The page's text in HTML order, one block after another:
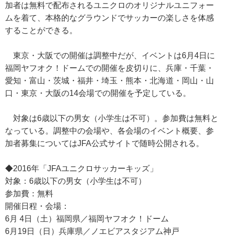
加者は無料で配布されるユニクロのオリジナルユニフォー
ムを着て、本格的なグラウンドでサッカーの楽しさを体感
することができる。
東京・大阪での開催は調整中だが、イベントは6月4日に
福岡ヤフオク！ドームでの開催を皮切りに、兵庫・千葉・
愛知・富山・茨城・福井・埼玉・熊本・北海道・岡山・山
口・東京・大阪の14会場での開催を予定している。
対象は6歳以下の男女（小学生は不可）。参加費は無料と
なっている。調整中の会場や、各会場のイベント概要、参
加者募集についてはJFA公式サイトで随時公開される。
◆2016年「JFAユニクロサッカーキッズ」
対象：6歳以下の男女（小学生は不可）
参加費：無料
開催日程・会場：
6月 4日（土）福岡県／福岡ヤフオク！ドーム
6月19日（日）兵庫県／ノエビアスタジアム神戸